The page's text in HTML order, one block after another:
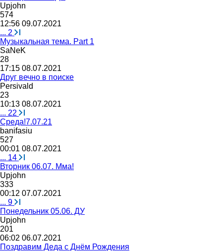
Upjohn
574
12:56 09.07.2021
... 2
Музыкальная тема. Part 1
SаNeK
28
17:15 08.07.2021
Друг вечно в поиске
Persivald
23
10:13 08.07.2021
... 22
Среда!7.07.21
banifasiu
527
00:01 08.07.2021
... 14
Вторник 06.07. Мма!
Upjohn
333
00:12 07.07.2021
... 9
Понедельник 05.06. ДУ
Upjohn
201
06:02 06.07.2021
Поздравим Деда с Днём Рождения